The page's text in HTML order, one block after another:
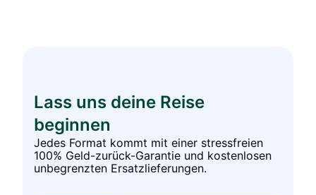
Lass uns deine Reise
beginnen
Jedes Format kommt mit einer stressfreien
100% Geld-zurück-Garantie und kostenlosen
unbegrenzten Ersatzlieferungen.